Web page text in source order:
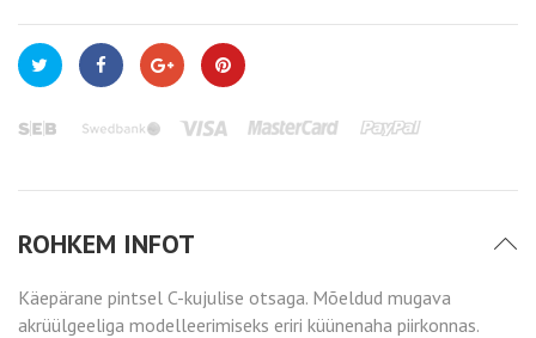
ROHKEM INFOT
Käepärane pintsel C-kujulise otsaga. Mõeldud mugava
akrüülgeeliga modelleerimiseks eriri küünenaha piirkonnas.